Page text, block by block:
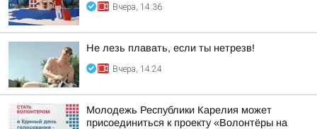
Вчера, 14:36
Не лезь плавать, если ты нетрезв!
Вчера, 14:24
Молодежь Республики Карелия может
присоединиться к проекту «Волонтёры на